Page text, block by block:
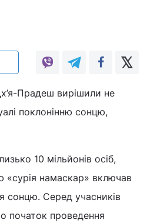
Прадеш вирішили не
поклонінню сонцю,
10 мільйонів осіб,
«сурія намаскар» включав
сонцю. Серед учасників
початок проведення